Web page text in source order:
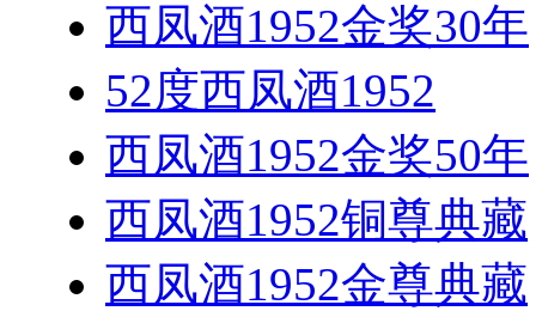
西凤酒1952金奖30年
52度西凤酒1952
西凤酒1952金奖50年
西凤酒1952铜尊典藏
西凤酒1952金尊典藏